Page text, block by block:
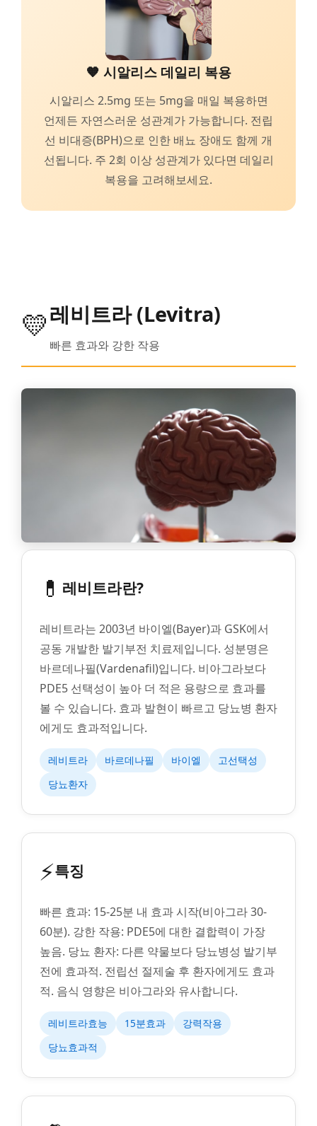
🧡 시알리스 데일리 복용
시알리스 2.5mg 또는 5mg을 매일 복용하면
언제든 자연스러운 성관계가 가능합니다. 전립
선 비대증(BPH)으로 인한 배뇨 장애도 함께 개
선됩니다. 주 2회 이상 성관계가 있다면 데일리
복용을 고려해보세요.
💛레비트라 (Levitra)
빠른 효과와 강한 작용
💊 레비트라란?
레비트라는 2003년 바이엘(Bayer)과 GSK에서
공동 개발한 발기부전 치료제입니다. 성분명은
바르데나필(Vardenafil)입니다. 비아그라보다
PDE5 선택성이 높아 더 적은 용량으로 효과를
볼 수 있습니다. 효과 발현이 빠르고 당뇨병 환자
에게도 효과적입니다.
레비트라 바르데나필 바이엘
고선택성
당뇨환자
⚡특징
빠른 효과: 15-25분 내 효과 시작(비아그라 30-
60분). 강한 작용: PDE5에 대한 결합력이 가장
높음. 당뇨 환자: 다른 약물보다 당뇨병성 발기부
전에 효과적. 전립선 절제술 후 환자에게도 효과
적. 음식 영향은 비아그라와 유사합니다.
레비트라효능 15분효과
강력작용
당뇨효과적